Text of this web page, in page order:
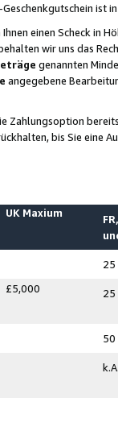
ist
einen Scheck in
wir uns das
genannten
angegebene
Zahlungsoption
bis Sie
UK Maxium
25
£5,000 25
50